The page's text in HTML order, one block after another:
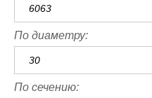
6063
По диаметру:
30
По сечению: